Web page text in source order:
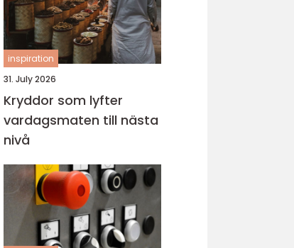
inspiration
31. July 2026
Kryddor som lyfter
vardagsmaten till nästa
nivå